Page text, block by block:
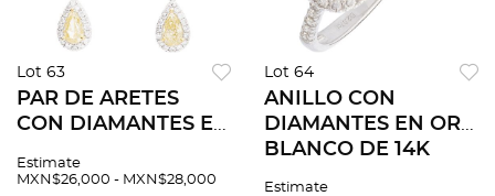
Lot 63
PAR DE ARETES
CON DIAMANTES EN
14K
Estimate
MXN$26,000 - MXN$28,000
Lot 64
ANILLO CON
DIAMANTES EN ORO
BLANCO DE 14K
Estimate